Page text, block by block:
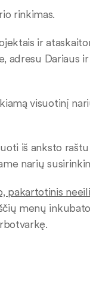
rinkimas.
ir
Dariaus
visuotinį
iš anksto
narių
menų